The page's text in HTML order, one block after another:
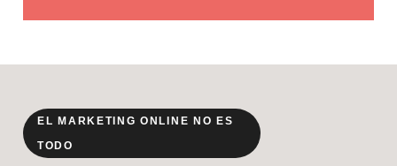
EL MARKETING ONLINE NO ES
TODO